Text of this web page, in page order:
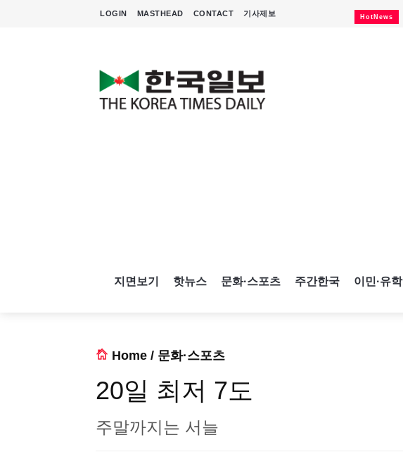
LOGIN MASTHEAD CONTACT 기사제보 HotNews
지면보기 핫뉴스 문화·스포츠 주간한국 이민·유학
Home / 문화·스포츠
20일 최저 7도
주말까지는 서늘